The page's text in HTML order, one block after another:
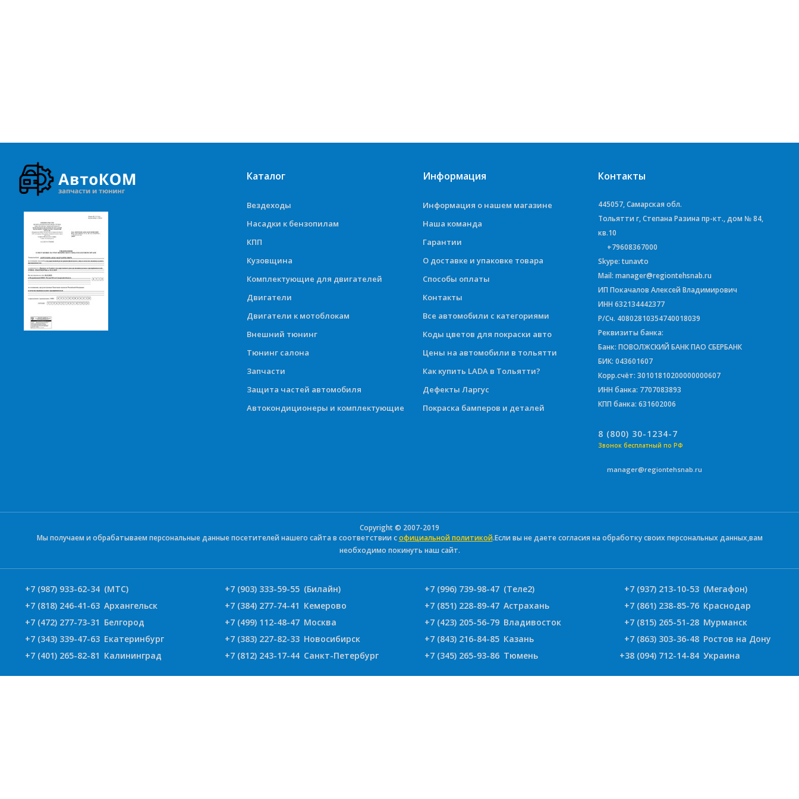
Каталог
Вездеходы
Насадки к бензопилам
КПП
Кузовщина
Комплектующие для двигателей
Двигатели
Двигатели к мотоблокам
Внешний тюнинг
Тюнинг салона
Запчасти
Защита частей автомобиля
Автокондиционеры и комплектующие
Информация
Информация о нашем магазине
Наша команда
Гарантии
О доставке и упаковке товара
Способы оплаты
Контакты
Все автомобили с категориями
Коды цветов для покраски авто
Цены на автомобили в тольятти
Как купить LADA в Тольятти?
Дефекты Ларгус
Покраска бамперов и деталей
Контакты
445057, Самарская обл.
Тольятти г, Степана Разина пр-кт., дом № 84,
кв.10
+79608367000
Skype: tunavto
Mail: manager@regiontehsnab.ru
ИП Покачалов Алексей Владимирович
ИНН 632134442377
Р/Сч. 40802810354740018039
Реквизиты банка:
Банк: ПОВОЛЖСКИЙ БАНК ПАО СБЕРБАНК
БИК: 043601607
Корр.счёт: 30101810200000000607
ИНН банка: 7707083893
КПП банка: 631602006
8 (800) 30-1234-7
Звонок бесплатный по РФ
manager@regiontehsnab.ru
Copyright © 2007-2019
Мы получаем и обрабатываем персональные данные посетителей нашего сайта в соответствии софициальной политикой.Если вы не даете согласия на обработку своих персональных данных,вам
необходимо покинуть наш сайт.
+7 (987) 933-62-34 (МТС) +7 (903) 333-59-55 (Билайн) +7 (996) 739-98-47 (Теле2) +7 (937) 213-10-53 (Мегафон)
+7 (818) 246-41-63 Архангельск +7 (384) 277-74-41 Кемерово +7 (851) 228-89-47 Астрахань +7 (861) 238-85-76 Краснодар
+7 (472) 277-73-31 Белгород +7 (499) 112-48-47 Москва +7 (423) 205-56-79 Владивосток +7 (815) 265-51-28 Мурманск
+7 (343) 339-47-63 Екатеринбург +7 (383) 227-82-33 Новосибирск +7 (843) 216-84-85 Казань +7 (863) 303-36-48 Ростов на Дону
+7 (401) 265-82-81 Калининград +7 (812) 243-17-44 Санкт-Петербург +7 (345) 265-93-86 Тюмень +38 (094) 712-14-84 Украина